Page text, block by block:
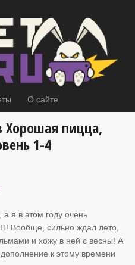
О сайте
Хорошая пицца,
1-4
я в этом году очень
Вообще, сильно ждал лето,
и хожу в ней с весны! А
к этому времени